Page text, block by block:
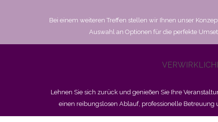
Bei einem weiteren Treffen stellen wir Ihnen unser
Auswahl an Optionen für die perfekte
Lehnen Sie sich zurück und genießen Sie Ihre
einen reibungslosen Ablauf, professionelle Betreuung